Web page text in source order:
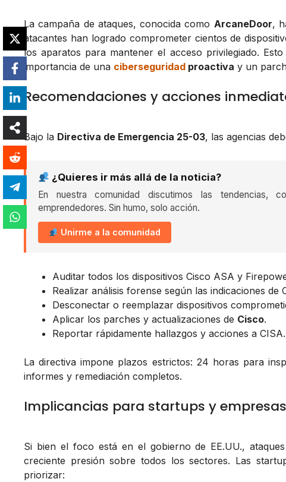
La campaña de ataques, conocida como ArcaneDoor,
atacantes han logrado comprometer cientos de
los aparatos para mantener el acceso privilegiado.
importancia de una ciberseguridad proactiva y un
Recomendaciones y acciones
Bajo la Directiva de Emergencia 25-03, las agencias
¿Quieres ir más allá de la noticia?
En nuestra comunidad discutimos las tendencias,
emprendedores. Sin humo, solo acción.
Unirme a la comunidad
Auditar todos los dispositivos Cisco ASA y
Realizar análisis forense según las indicaciones de
Desconectar o reemplazar dispositivos
Aplicar los parches y actualizaciones de Cisco.
Reportar rápidamente hallazgos y acciones a CISA.
La directiva impone plazos estrictos: 24 horas para
informes y remediación completos.
Implicancias para startups y
Si bien el foco está en el gobierno de EE.UU.,
creciente presión sobre todos los sectores. Las
priorizar: